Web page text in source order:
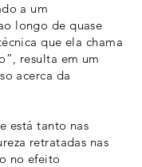
a um
longo de quase
que ela chama
resulta em um
acerca da
está tanto nas
retratadas nas
no efeito